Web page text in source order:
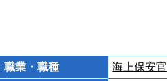
職業・職種 海上保安官